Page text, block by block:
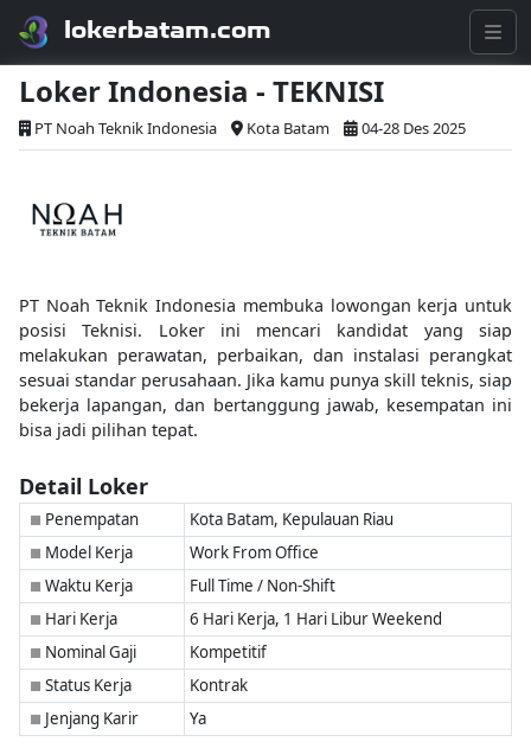
lokerbatam.com
Loker Indonesia - TEKNISI
PT Noah Teknik Indonesia Kota Batam 04-28 Des 2025
PT Noah Teknik Indonesia membuka lowongan kerja untuk
posisi Teknisi. Loker ini mencari kandidat yang siap
melakukan perawatan, perbaikan, dan instalasi perangkat
sesuai standar perusahaan. Jika kamu punya skill teknis, siap
bekerja lapangan, dan bertanggung jawab, kesempatan ini
bisa jadi pilihan tepat.
Detail Loker
■ Penempatan Kota Batam, Kepulauan Riau
■ Model Kerja Work From Office
■ Waktu Kerja Full Time / Non-Shift
■ Hari Kerja 6 Hari Kerja, 1 Hari Libur Weekend
■ Nominal Gaji Kompetitif
■ Status Kerja Kontrak
■ Jenjang Karir Ya